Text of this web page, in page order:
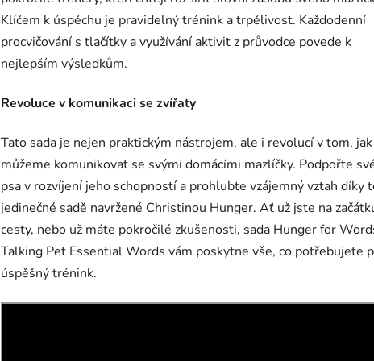
Klíčem k úspěchu je pravidelný trénink a trpělivost. Každodenní
procvičování s tlačítky a využívání aktivit z průvodce povede k
nejlepším výsledkům.
Revoluce v komunikaci se zvířaty
Tato sada je nejen praktickým nástrojem, ale i revolucí v tom, jak
můžeme komunikovat se svými domácími mazlíčky. Podpořte
psa v rozvíjení jeho schopností a prohlubte vzájemný vztah díky
jedinečné sadě navržené Christinou Hunger. Ať už jste na
cesty, nebo už máte pokročilé zkušenosti, sada Hunger for
Talking Pet Essential Words vám poskytne vše, co potřebujete
úspěšný trénink.